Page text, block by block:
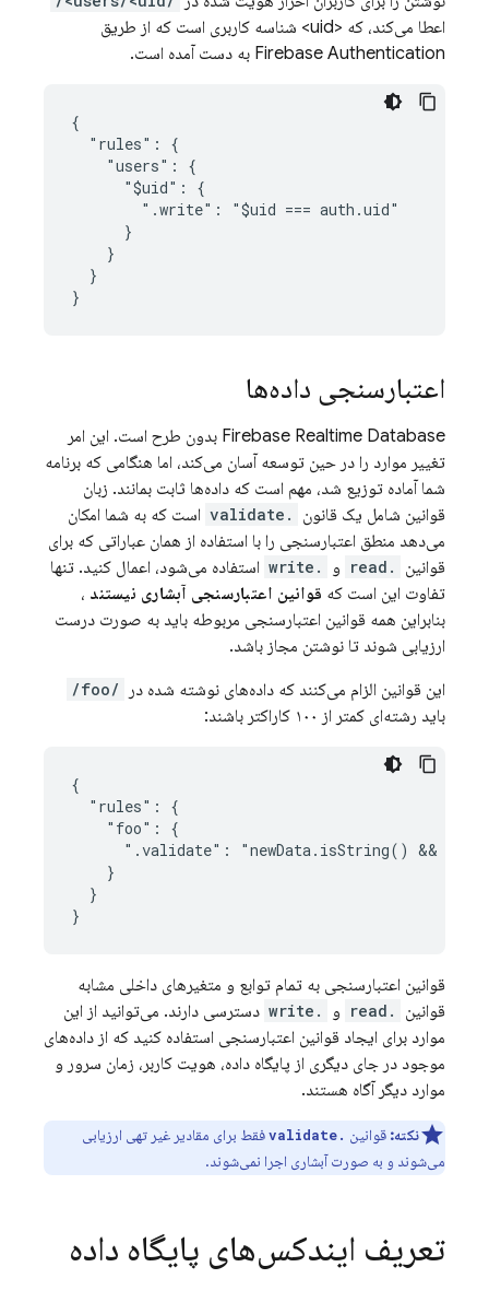
اعطا می‌کند، که <uid> شناسه کاربری است که از طریق
Firebase Authentication به دست آمده است.
{
  "rules": {
    "users": {
      "$uid": {
        ".write": "$uid === auth.uid"
      }
    }
  }
}
اعتبارسنجی داده‌ها
Firebase Realtime Database بدون طرح است. این امر
تغییر موارد را در حین توسعه آسان می‌کند، اما هنگامی که برنامه
شما آماده توزیع شد، مهم است که داده‌ها ثابت بمانند. زبان
قوانین شامل یک قانون
.validate
است که به شما امکان
می‌دهد منطق اعتبارسنجی را با استفاده از همان عباراتی که برای
قوانین
.read و .write
استفاده می‌شود، اعمال کنید. تنها
تفاوت این است که قوانین اعتبارسنجی آبشاری نیستند ،
بنابراین همه قوانین اعتبارسنجی مربوطه باید به صورت درست
ارزیابی شوند تا نوشتن مجاز باشد.
این قوانین الزام می‌کنند که داده‌های نوشته شده در
/foo/
باید رشته‌ای کمتر از ۱۰۰ کاراکتر باشند:
{
  "rules": {
    "foo": {
".validate": "newData.isString() &&
    }
  }
}
قوانین اعتبارسنجی به تمام توابع و متغیرهای داخلی مشابه
قوانین
.read و .write
دسترسی دارند. می‌توانید از این
موارد برای ایجاد قوانین اعتبارسنجی استفاده کنید که از داده‌های
موجود در جای دیگری از پایگاه داده، هویت کاربر، زمان سرور و
موارد دیگر آگاه هستند.
نکته: قوانین .validate
فقط برای مقادیر غیر تهی ارزیابی
می‌شوند و به صورت آبشاری اجرا نمی‌شوند.
تعریف ایندکس‌های پایگاه داده